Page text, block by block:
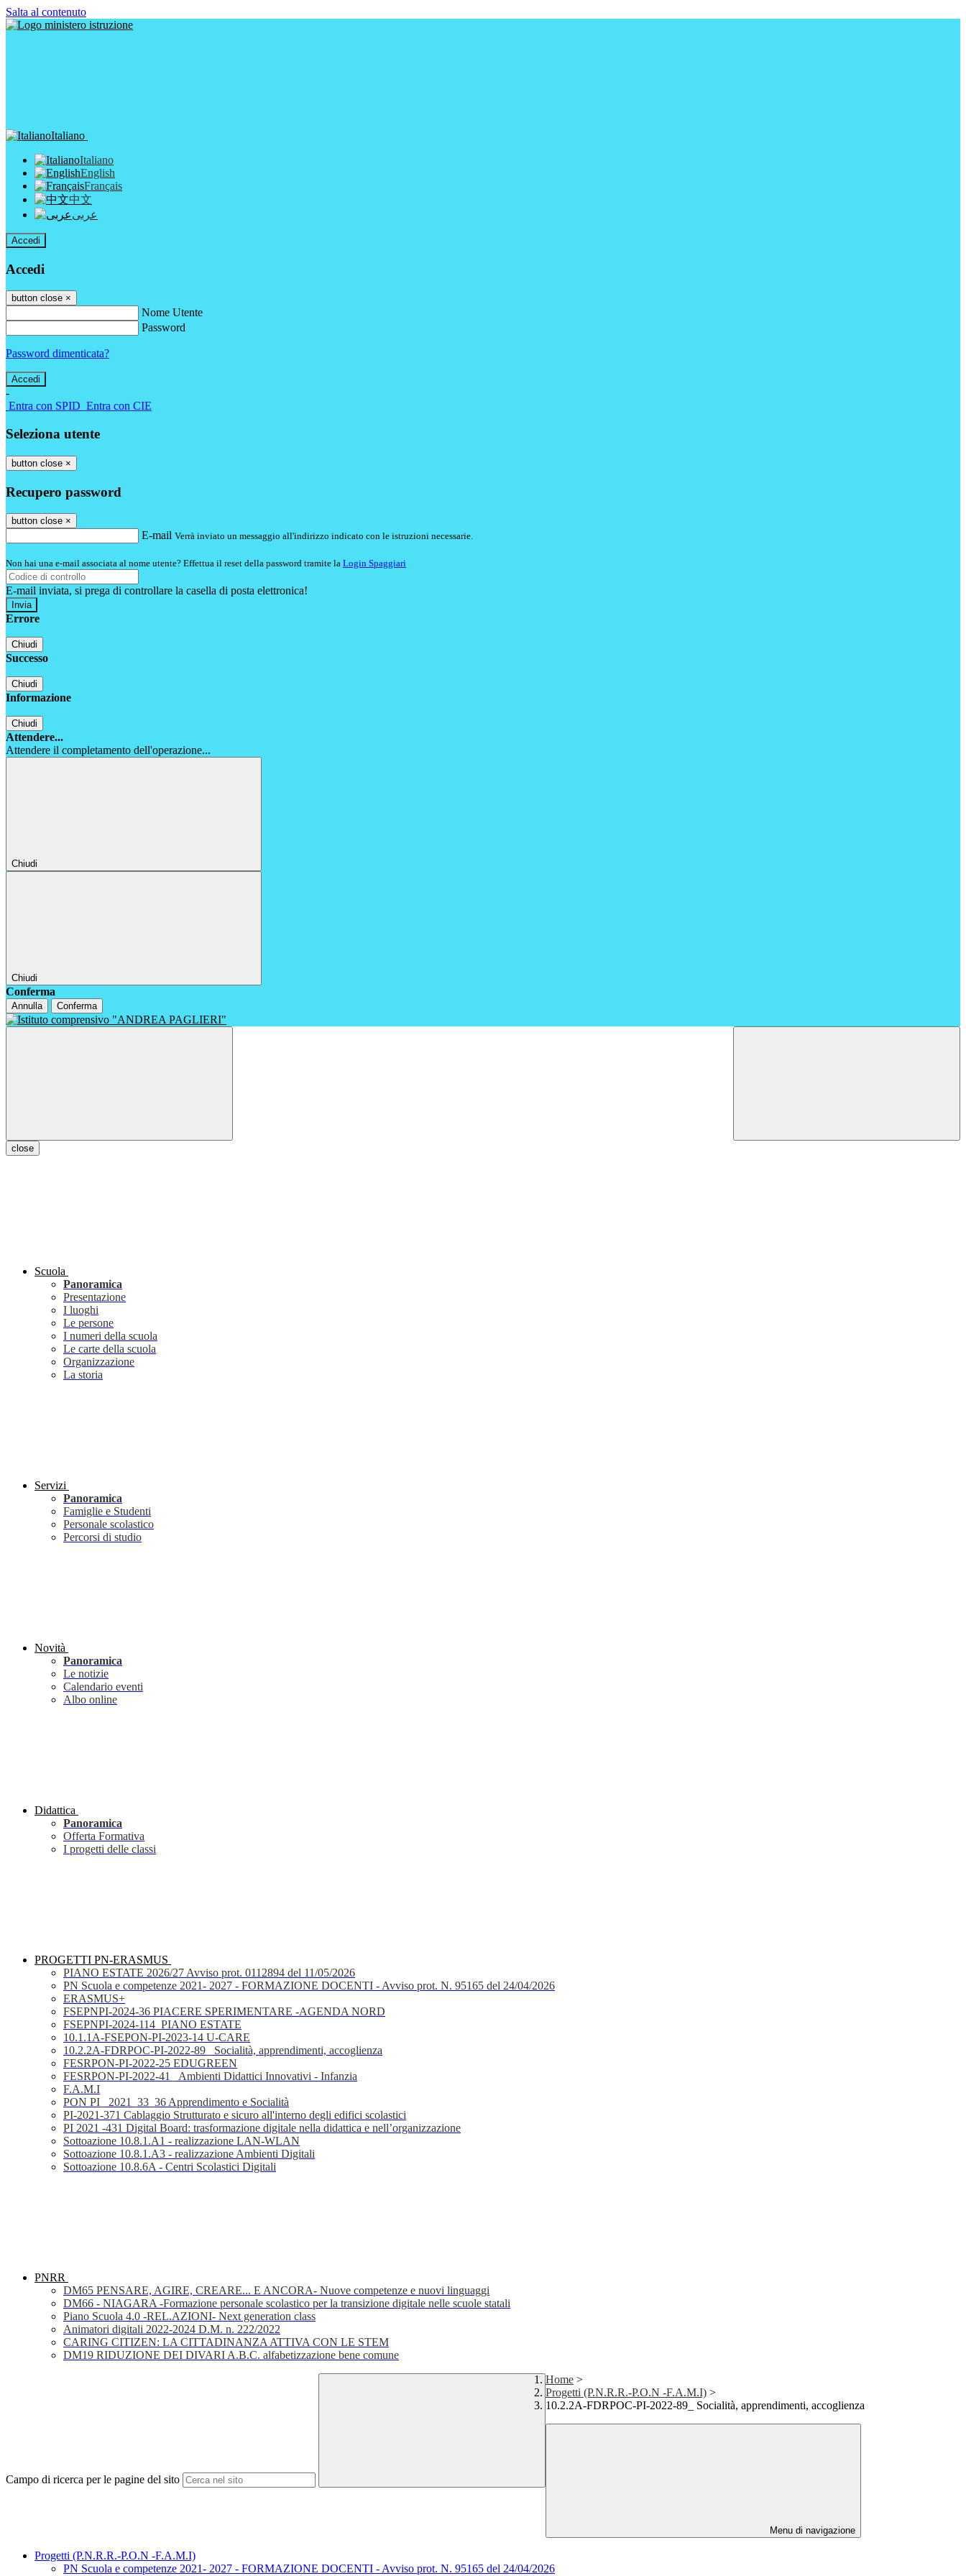
Salta al contenuto
Italiano
Italiano
English
Français
中文
عربى
Accedi
Accedi
button close ×
Nome Utente
Password
Password dimenticata?
-
Entra con SPID Entra con CIE
Seleziona utente
button close ×
Recupero password
button close ×
E-mail Verrà inviato un messaggio all'indirizzo indicato con le istruzioni necessarie.
Non hai una e-mail associata al nome utente? Effettua il reset della password tramite la Login Spaggiari
E-mail inviata, si prega di controllare la casella di posta elettronica!
Errore
Chiudi
Successo
Chiudi
Informazione
Chiudi
Attendere...
Attendere il completamento dell'operazione...
Chiudi
Chiudi
Conferma
Annulla Conferma
close
Scuola
Panoramica
Presentazione
I luoghi
Le persone
I numeri della scuola
Le carte della scuola
Organizzazione
La storia
Servizi
Panoramica
Famiglie e Studenti
Personale scolastico
Percorsi di studio
Novità
Panoramica
Le notizie
Calendario eventi
Albo online
Didattica
Panoramica
Offerta Formativa
I progetti delle classi
PROGETTI PN-ERASMUS
PIANO ESTATE 2026/27 Avviso prot. 0112894 del 11/05/2026
PN Scuola e competenze 2021- 2027 - FORMAZIONE DOCENTI - Avviso prot. N. 95165 del 24/04/2026
ERASMUS+
FSEPNPI-2024-36 PIACERE SPERIMENTARE -AGENDA NORD
FSEPNPI-2024-114_PIANO ESTATE
10.1.1A-FSEPON-PI-2023-14 U-CARE
10.2.2A-FDRPOC-PI-2022-89_ Socialità, apprendimenti, accoglienza
FESRPON-PI-2022-25 EDUGREEN
FESRPON-PI-2022-41_ Ambienti Didattici Innovativi - Infanzia
F.A.M.I
PON PI_ 2021_33_36 Apprendimento e Socialità
PI-2021-371 Cablaggio Strutturato e sicuro all'interno degli edifici scolastici
PI 2021 -431 Digital Board: trasformazione digitale nella didattica e nell’organizzazione
Sottoazione 10.8.1.A1 - realizzazione LAN-WLAN
Sottoazione 10.8.1.A3 - realizzazione Ambienti Digitali
Sottoazione 10.8.6A - Centri Scolastici Digitali
PNRR
DM65 PENSARE, AGIRE, CREARE... E ANCORA- Nuove competenze e nuovi linguaggi
DM66 - NIAGARA -Formazione personale scolastico per la transizione digitale nelle scuole statali
Piano Scuola 4.0 -REL.AZIONI- Next generation class
Animatori digitali 2022-2024 D.M. n. 222/2022
CARING CITIZEN: LA CITTADINANZA ATTIVA CON LE STEM
DM19 RIDUZIONE DEI DIVARI A.B.C. alfabetizzazione bene comune
Campo di ricerca per le pagine del sito
Home >
Progetti (P.N.R.R.-P.O.N -F.A.M.I) >
10.2.2A-FDRPOC-PI-2022-89_ Socialità, apprendimenti, accoglienza
Menu di navigazione
Progetti (P.N.R.R.-P.O.N -F.A.M.I)
PN Scuola e competenze 2021- 2027 - FORMAZIONE DOCENTI - Avviso prot. N. 95165 del 24/04/2026